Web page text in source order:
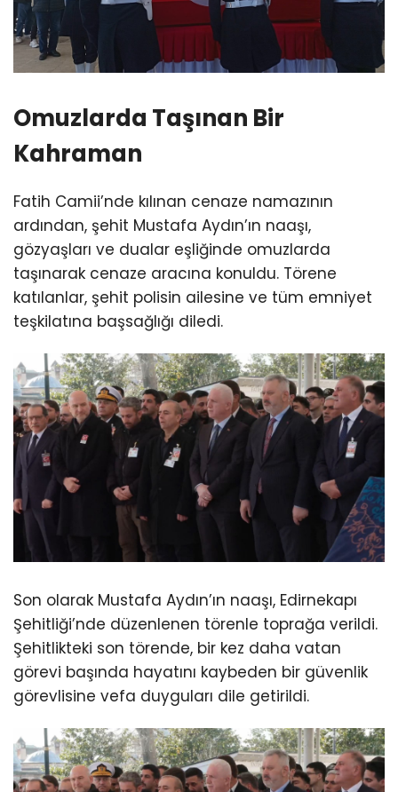
Omuzlarda Taşınan Bir
Kahraman
Fatih Camii’nde kılınan cenaze namazının
ardından, şehit Mustafa Aydın’ın naaşı,
gözyaşları ve dualar eşliğinde omuzlarda
taşınarak cenaze aracına konuldu. Törene
katılanlar, şehit polisin ailesine ve tüm emniyet
teşkilatına başsağlığı diledi.
Son olarak Mustafa Aydın’ın naaşı, Edirnekapı
Şehitliği’nde düzenlenen törenle toprağa verildi.
Şehitlikteki son törende, bir kez daha vatan
görevi başında hayatını kaybeden bir güvenlik
görevlisine vefa duyguları dile getirildi.